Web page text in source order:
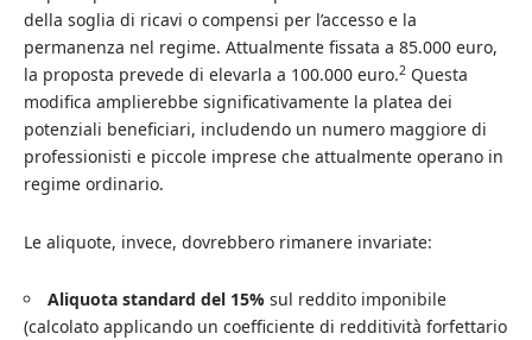
della soglia di ricavi o compensi per l’accesso e la
permanenza nel regime. Attualmente fissata a 85.000 euro,
la proposta prevede di elevarla a 100.000 euro.2 Questa
modifica amplierebbe significativamente la platea dei
potenziali beneficiari, includendo un numero maggiore di
professionisti e piccole imprese che attualmente operano in
regime ordinario.
Le aliquote, invece, dovrebbero rimanere invariate:
Aliquota standard del 15% sul reddito imponibile
(calcolato applicando un coefficiente di redditività forfettario